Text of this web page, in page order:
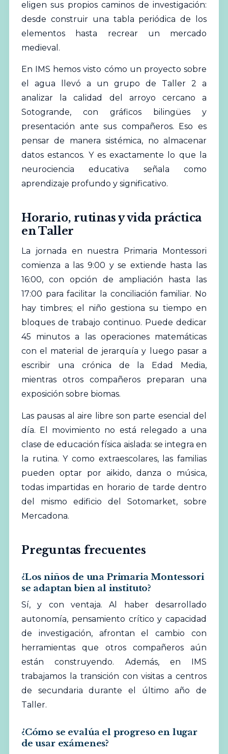
eligen sus propios caminos de investigación:
desde construir una tabla periódica de los
elementos hasta recrear un mercado
medieval.
En IMS hemos visto cómo un proyecto sobre
el agua llevó a un grupo de Taller 2 a
analizar la calidad del arroyo cercano a
Sotogrande, con gráficos bilingües y
presentación ante sus compañeros. Eso es
pensar de manera sistémica, no almacenar
datos estancos. Y es exactamente lo que la
neurociencia educativa señala como
aprendizaje profundo y significativo.
Horario, rutinas y vida práctica
en Taller
La jornada en nuestra Primaria Montessori
comienza a las 9:00 y se extiende hasta las
16:00, con opción de ampliación hasta las
17:00 para facilitar la conciliación familiar. No
hay timbres; el niño gestiona su tiempo en
bloques de trabajo continuo. Puede dedicar
45 minutos a las operaciones matemáticas
con el material de jerarquía y luego pasar a
escribir una crónica de la Edad Media,
mientras otros compañeros preparan una
exposición sobre biomas.
Las pausas al aire libre son parte esencial del
día. El movimiento no está relegado a una
clase de educación física aislada: se integra en
la rutina. Y como extraescolares, las familias
pueden optar por aikido, danza o música,
todas impartidas en horario de tarde dentro
del mismo edificio del Sotomarket, sobre
Mercadona.
Preguntas frecuentes
¿Los niños de una Primaria Montessori
se adaptan bien al instituto?
Sí, y con ventaja. Al haber desarrollado
autonomía, pensamiento crítico y capacidad
de investigación, afrontan el cambio con
herramientas que otros compañeros aún
están construyendo. Además, en IMS
trabajamos la transición con visitas a centros
de secundaria durante el último año de
Taller.
¿Cómo se evalúa el progreso en lugar
de usar exámenes?